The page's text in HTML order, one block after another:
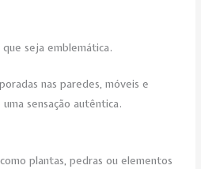
seja emblemática.
nas paredes, móveis e
sensação autêntica.
plantas, pedras ou elementos